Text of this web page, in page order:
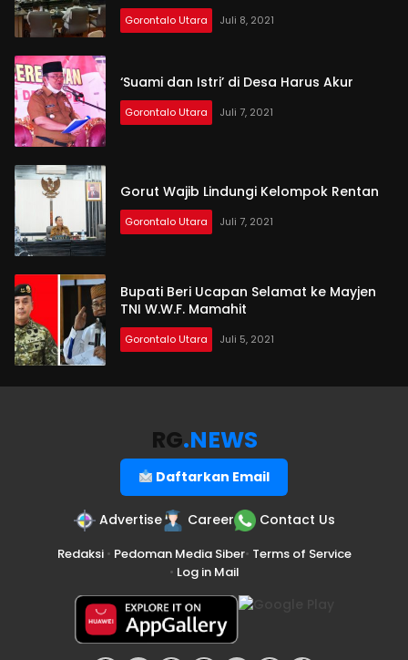
Gorontalo Utara Juli 8, 2021
‘Suami dan Istri’ di Desa Harus Akur
Gorontalo Utara Juli 7, 2021
Gorut Wajib Lindungi Kelompok Rentan
Gorontalo Utara Juli 7, 2021
Bupati Beri Ucapan Selamat ke Mayjen
TNI W.W.F. Mamahit
Gorontalo Utara Juli 5, 2021
RG.NEWS
Daftarkan Email
Advertise Career Contact Us
Redaksi• Pedoman Media Siber• Terms of Service
• Log in Mail